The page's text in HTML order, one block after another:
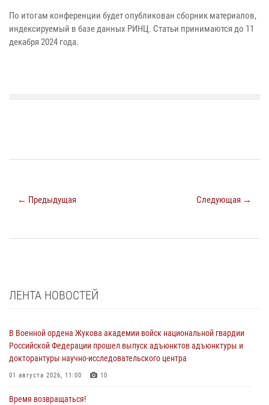
По итогам конференции будет опубликован сборник материалов,
индексируемый в базе данных РИНЦ. Статьи принимаются до 11
декабря 2024 года.
← Предыдущая Следующая →
ЛЕНТА НОВОСТЕЙ
В Военной ордена Жукова академии войск национальной гвардии
Российской Федерации прошел выпуск адъюнктов адъюнктуры и
докторантуры научно-исследовательского центра
01 августа 2026, 11:00 10
Время возвращаться!